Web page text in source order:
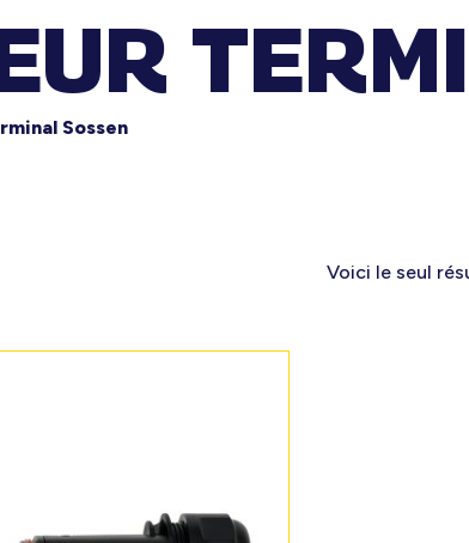
Sossen
Voici le seul